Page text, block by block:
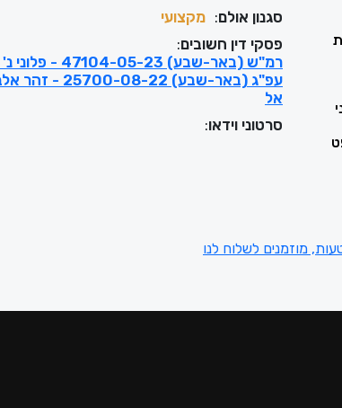
סגנון אולם: מקצועי
פסקי דין חשובים:
רמ"ש (באר-שבע) 47104-05-23 - פלוני נ' אלמונית
עפ"ג (באר-שבע)
אל
סרטוני וידאו:
מוזמנים לשלוח לנו